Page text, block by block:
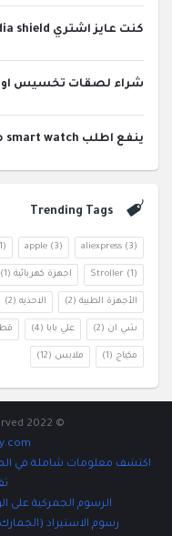
كنت عايز اشتري nvidia shield وعايز تكلفته الكليه من امازون ...
شراء لصقات تخسيس
ينفع اطلب smart watch من ebay ولا ممنوع دخولها ؟
Trending Tags
aliexpress (3)
apple (3)
Stroller (1) اجهزة كهربائية (1)
الأجهزة الطبية (2) الاحذيه (2)
شي ان (2) علي بابا (4)
مكياج (1) ملابس (12)
© 2022 2olly.com. All Rights Reserved
اكتشف معلومات شاملة في
الرسوم الجمركية على
رسوم الاستيراد